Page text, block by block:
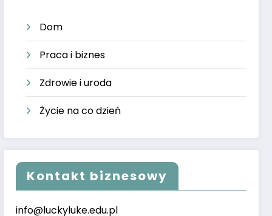
Dom
Praca i biznes
Zdrowie i uroda
Życie na co dzień
Kontakt biznesowy
info@luckyluke.edu.pl